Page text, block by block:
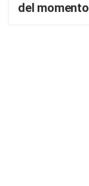
del momento